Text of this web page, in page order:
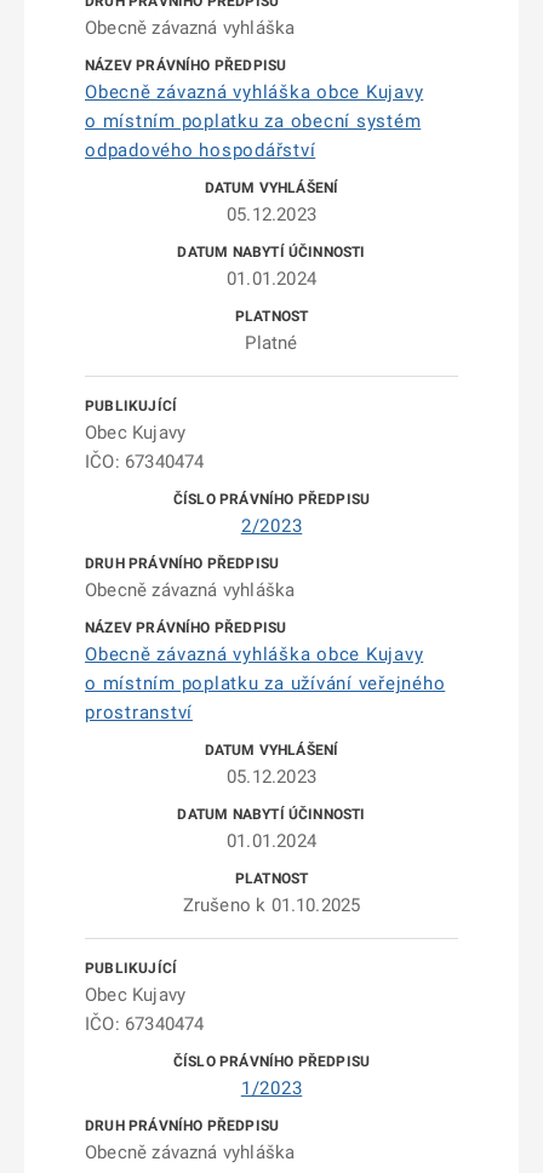
Obecně závazná vyhláška
Obecně závazná vyhláška obce Kujavy
o místním poplatku za obecní systém
odpadového hospodářství
05.12.2023
01.01.2024
Platné
Obec Kujavy
IČO: 67340474
2/2023
Obecně závazná vyhláška
Obecně závazná vyhláška obce Kujavy
o místním poplatku za užívání veřejného
prostranství
05.12.2023
01.01.2024
Zrušeno k 01.10.2025
Obec Kujavy
IČO: 67340474
1/2023
Obecně závazná vyhláška